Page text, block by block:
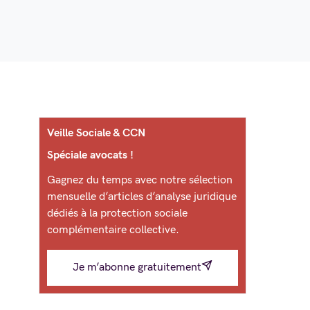
Veille Sociale & CCN
Spéciale avocats !
Gagnez du temps avec notre sélection
mensuelle d’articles d’analyse juridique
dédiés à la protection sociale
complémentaire collective.
Je m’abonne gratuitement